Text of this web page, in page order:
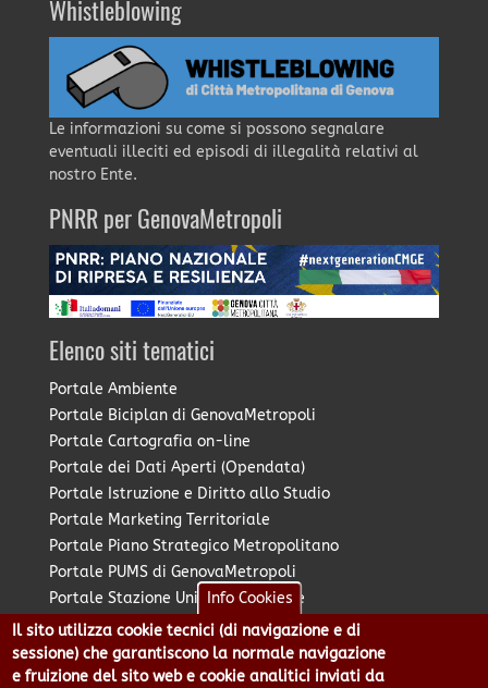
Whistleblowing
Le informazioni su come si possono segnalare
eventuali illeciti ed episodi di illegalità relativi al
nostro Ente.
PNRR per GenovaMetropoli
Elenco siti tematici
Portale Ambiente
Portale Biciplan di GenovaMetropoli
Portale Cartografia on-line
Portale dei Dati Aperti (Opendata)
Portale Istruzione e Diritto allo Studio
Portale Marketing Territoriale
Portale Piano Strategico Metropolitano
Portale PUMS di GenovaMetropoli
Portale Stazione Unica Appaltante
Pratico: procedimenti e istanze online
Info Cookies
Il sito utilizza cookie tecnici (di navigazione e di
sessione) che garantiscono la normale navigazione
e fruizione del sito web e cookie analitici inviati da